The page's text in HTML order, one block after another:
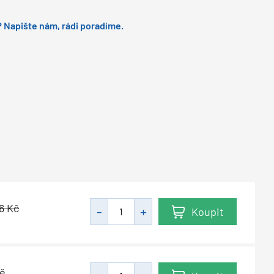
nám, rádi poradíme.
Kč Koupit